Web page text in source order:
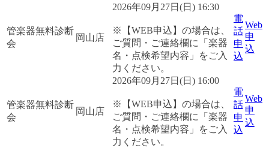
管楽器無料診断
会
岡山店
2026年09月27日(日) 16:30
※【WEB申込】の場合は、
ご質問・ご連絡欄に「楽器
名・点検希望内容」をご入
力ください。
電
話
申
込
Web
申
込
管楽器無料診断
会
岡山店
2026年09月27日(日) 16:00
※【WEB申込】の場合は、
ご質問・ご連絡欄に「楽器
名・点検希望内容」をご入
力ください。
電
話
申
込
Web
申
込